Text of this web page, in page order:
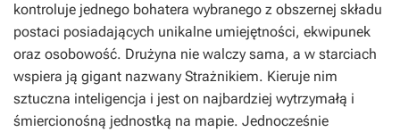
kontroluje jednego bohatera wybranego z obszernej składu
postaci posiadających unikalne umiejętności, ekwipunek
oraz osobowość. Drużyna nie walczy sama, a w starciach
wspiera ją gigant nazwany Strażnikiem. Kieruje nim
sztuczna inteligencja i jest on najbardziej wytrzymałą i
śmiercionośną jednostką na mapie. Jednocześnie